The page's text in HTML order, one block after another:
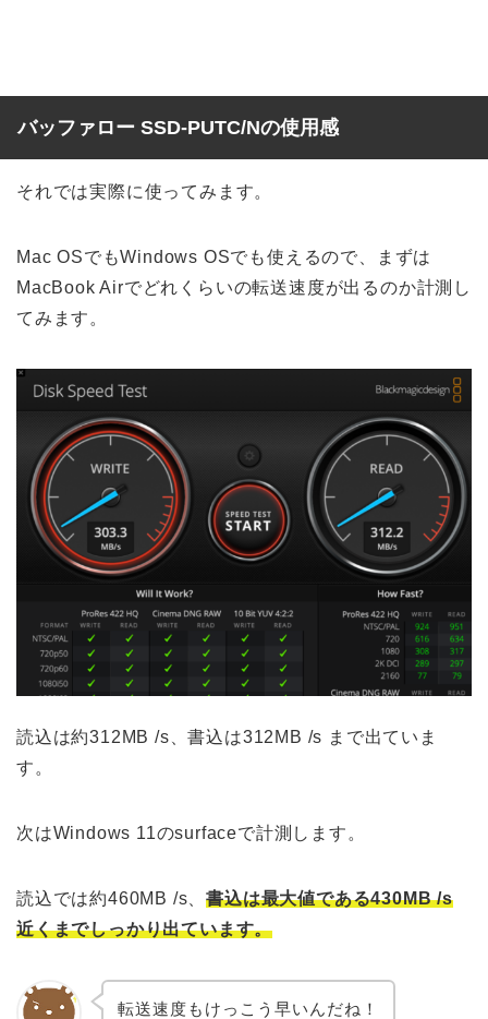
バッファロー SSD-PUTC/Nの使用感
それでは実際に使ってみます。
Mac OSでもWindows OSでも使えるので、まずは
MacBook Airでどれくらいの転送速度が出るのか計測し
てみます。
読込は約312MB /s、書込は312MB /s まで出ていま
す。
次はWindows 11のsurfaceで計測します。
読込では約460MB /s、書込は最大値である430MB /s
近くまでしっかり出ています。
転送速度もけっこう早いんだね！